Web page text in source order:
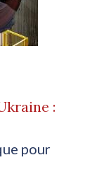
:
pour